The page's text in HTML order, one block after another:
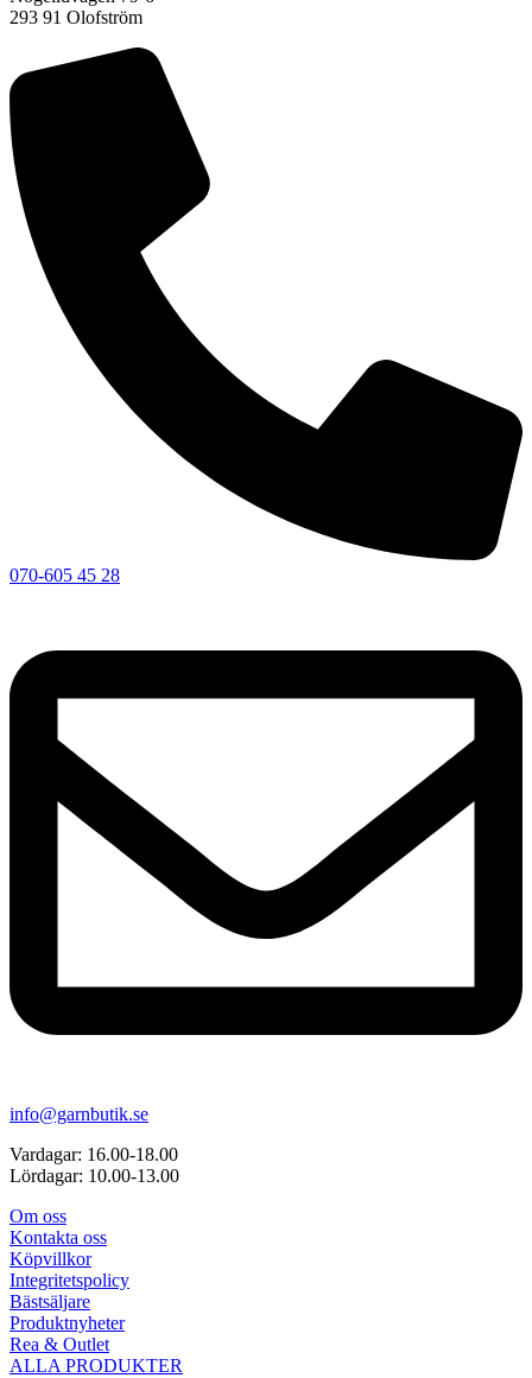
293 91 Olofström
070-605 45 28
info@garnbutik.se
Vardagar: 16.00-18.00
Lördagar: 10.00-13.00
Om oss
Kontakta oss
Köpvillkor
Integritetspolicy
Bästsäljare
Produktnyheter
Rea & Outlet
ALLA PRODUKTER